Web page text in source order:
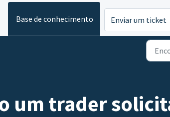
Base de conhecimento Enviar um ticket
um trader